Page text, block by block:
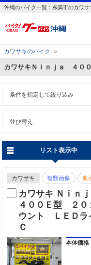
沖縄のバイク一覧：糸満市のカワ
カワサキのバイク ＞
カワサキＮｉｎｊａ ４０
条件を指定して絞り込み
並び替え
リスト表示中
カワサキ 複数画像 動
カワサキ Ｎｉｎ
４００Ｅ型 ２
ウント ＬＥＤ
Ｃ
本体価格